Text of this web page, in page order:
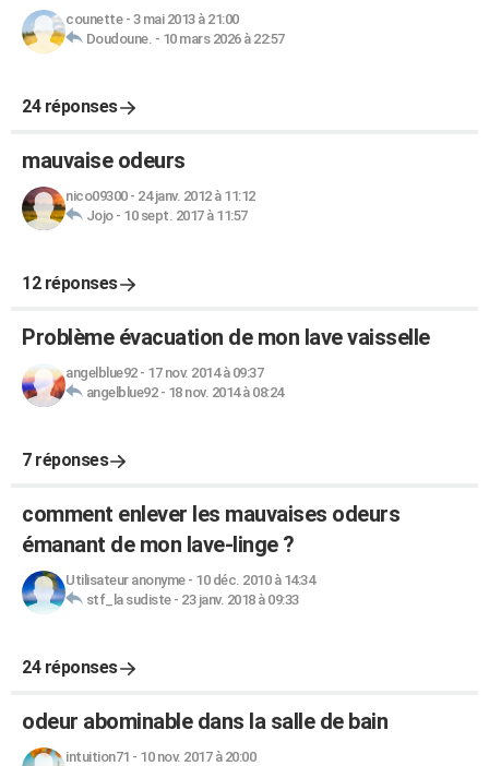
counette- 3 mai 2013 à 21:00
Doudoune. - 10 mars 2026 à 22:57
24 réponses
mauvaise odeurs
nico09300- 24 janv. 2012 à 11:12
Jojo- 10 sept. 2017 à 11:57
12 réponses
Problème évacuation de mon lave vaisselle
angelblue92- 17 nov. 2014 à 09:37
angelblue92- 18 nov. 2014 à 08:24
7 réponses
comment enlever les mauvaises odeurs
émanant de mon lave-linge ?
Utilisateur anonyme- 10 déc. 2010 à 14:34
stf_la sudiste- 23 janv. 2018 à 09:33
24 réponses
odeur abominable dans la salle de bain
intuition71 - 10 nov. 2017 à 20:00